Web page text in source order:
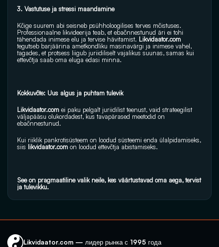
3. Vastutuse ja stressi maandamine
Kõige suurem abi seisneb psühholoogilises terves mõistuses.
Professionaalne likvideerija teab, et ebaõnnestunud äri ei tohi
tähendada inimese elu ja tervise hävitamist. Likvidaator.com
tegutseb barjäärina ametkondliku masinavärgi ja inimese vahel,
tagades, et protsess liigub juriidiliselt vajalikus suunas, samas kui
ettevõtja saab oma eluga edasi minna.
Kokkuvõte: Uus algus ja puhtam tulevik
Likvidaator.com ei paku pelgalt juriidilist teenust, vaid strateegilist
väljapääsu olukordadest, kus tavapärased meetodid on
ebaõnnestunud.
Kui riiklik pankrotisüsteem on loodud süsteemi enda ülalpidamiseks,
siis likvidaator.com on loodud ettevõtja abistamiseks.
See on pragmaatiline valik neile, kes väärtustavad oma aega, tervist
ja tulevikku.
Likvidaator.com — лидер рынка с 1995 года